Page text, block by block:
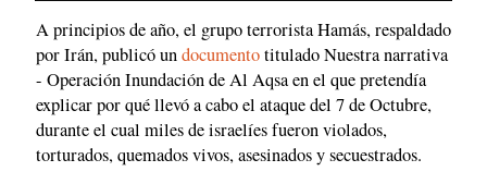
A principios de año, el grupo terrorista Hamás, respaldado
por Irán, publicó undocumentotitulado Nuestra narrativa
- Operación Inundación de Al Aqsa en el que pretendía
explicar por qué llevó a cabo el ataque del 7 de Octubre,
durante el cual miles de israelíes fueron violados,
torturados, quemados vivos, asesinados y secuestrados.